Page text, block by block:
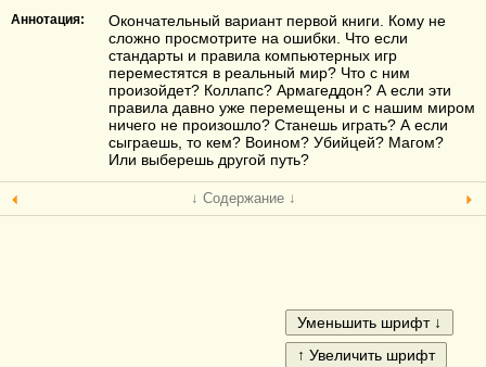
Аннотация:
Окончательный вариант первой книги. Кому не
сложно просмотрите на ошибки. Что если
стандарты и правила компьютерных игр
переместятся в реальный мир? Что с ним
произойдет? Коллапс? Армагеддон? А если эти
правила давно уже перемещены и с нашим миром
ничего не произошло? Станешь играть? А если
сыграешь, то кем? Воином? Убийцей? Магом?
Или выберешь другой путь?
↓ Содержание ↓